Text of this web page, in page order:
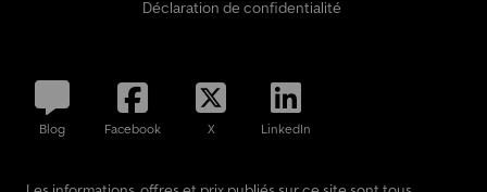
Déclaration de confidentialité
Blog Facebook X LinkedIn